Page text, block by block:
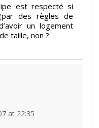
est respecté si
des règles de
un logement
taille, non ?
at 22:35